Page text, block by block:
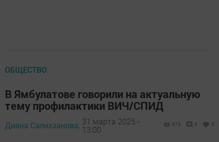
ОБЩЕСТВО
В Ямбулатове говорили на актуальную
тему профилактики ВИЧ/СПИД
Диана Салихзанова, 31 марта 2025 -
13:00
673 0 0